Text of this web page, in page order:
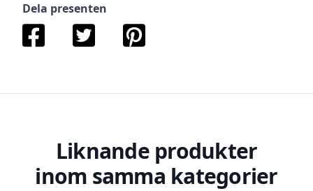
Dela presenten
Liknande produkter
inom samma kategorier